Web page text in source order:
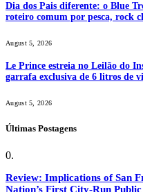
Dia dos Pais diferente: o Blue
roteiro comum por pesca, rock
August 5, 2026
Le Prince estreia no Leilão do
garrafa exclusiva de 6 litros de
August 5, 2026
Últimas Postagens
Review: Implications of San
Nation’s First City-Run